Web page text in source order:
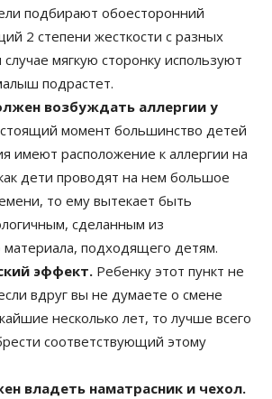
подбирают обоесторонний
2 степени жесткости с разных
мягкую сторонку используют
подрастет.
возбуждать аллергии у
момент большинство детей
имеют расположение к аллергии на
дети проводят на нем большое
то ему вытекает быть
сделанным из
материала, подходящего детям.
эффект. Ребенку этот пункт не
вдруг вы не думаете о смене
несколько лет, то лучше всего
соответствующий этому
владеть наматрасник и чехол.